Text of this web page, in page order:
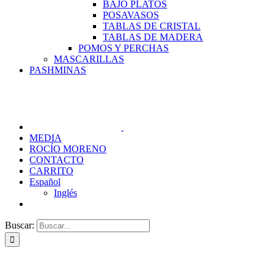
BAJO PLATOS
POSAVASOS
TABLAS DE CRISTAL
TABLAS DE MADERA
POMOS Y PERCHAS
MASCARILLAS
PASHMINAS
MEDIA
ROCÍO MORENO
CONTACTO
CARRITO
Español
Inglés
Buscar: